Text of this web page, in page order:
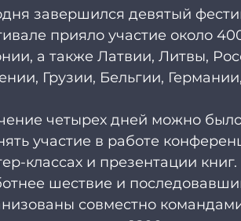
завершился девятый
прияло участие около
а также Латвии, Литвы,
Грузии, Бельгии,
четырех дней можно
участие в работе
классах и презентации
шествие и
совместно